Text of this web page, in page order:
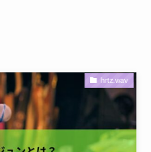
hrtz.wav